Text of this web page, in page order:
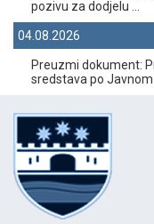
pozivu za dodjelu ...
04.08.2026
Preuzmi dokument:
sredstava po Javnom